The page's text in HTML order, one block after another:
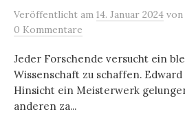
Veröffentlicht am 14. Januar 2024 von
0 Kommentare
Jeder Forschende versucht ein
Wissenschaft zu schaffen.
Hinsicht ein Meisterwerk
anderen za...